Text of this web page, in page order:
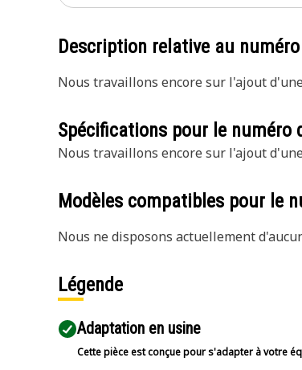
Description relative au
Nous travaillons encore sur l'ajout
Spécifications pour le numéro
Nous travaillons encore sur l'ajout
Modèles compatibles pour le
Nous ne disposons actuellement
Légende
Adaptation en usine
Cette pièce est conçue pour s'adapter à votre